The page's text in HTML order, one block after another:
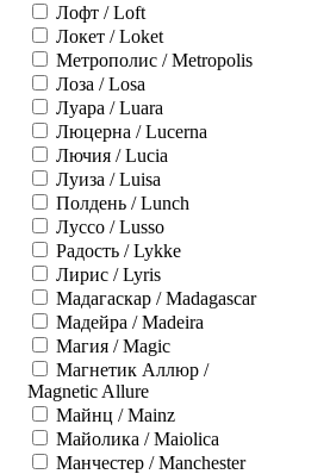
Лофт / Loft
Локет / Loket
Метрополис / Metropolis
Лоза / Losa
Луара / Luara
Люцерна / Lucerna
Лючия / Lucia
Луиза / Luisa
Полдень / Lunch
Луссо / Lusso
Радость / Lykke
Лирис / Lyris
Мадагаскар / Madagascar
Мадейра / Madeira
Магия / Magic
Магнетик Аллюр /
Magnetic Allure
Майнц / Mainz
Майолика / Maiolica
Манчестер / Manchester